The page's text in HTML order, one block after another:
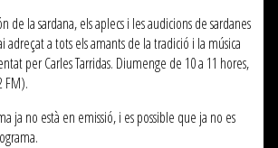
de la sardana, els aplecs i les audicions de sardanes
adreçat a tots els amants de la tradició i la música
per Carles Tarridas. Diumenge de 10 a 11 hores,
FM).
ja no està en emissió, i es possible que ja no es